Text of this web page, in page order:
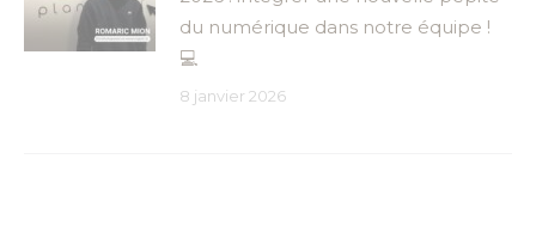
du numérique dans notre équipe !
💻
8 janvier 2026